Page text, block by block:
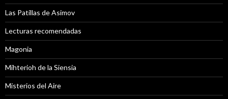
Las Patillas de Asimov
Lecturas recomendadas
Magonia
Mihterioh de la Siensia
Misterios del Aire